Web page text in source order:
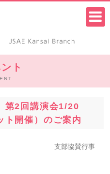
ト
第2回講演会1/20
ト開催）のご案内
支部協賛行事